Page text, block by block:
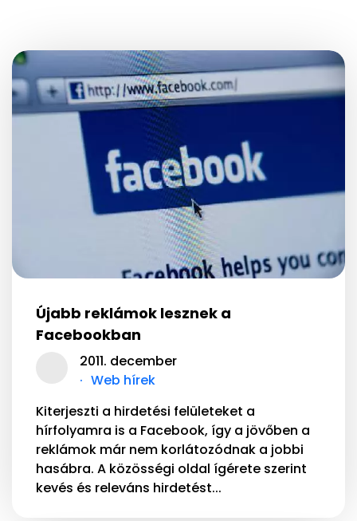
Újabb reklámok lesznek a
Facebookban
2011. december
Web hírek
Kiterjeszti a hirdetési felületeket a
hírfolyamra is a Facebook, így a jövőben a
reklámok már nem korlátozódnak a jobbi
hasábra. A közösségi oldal ígérete szerint
kevés és releváns hirdetést...